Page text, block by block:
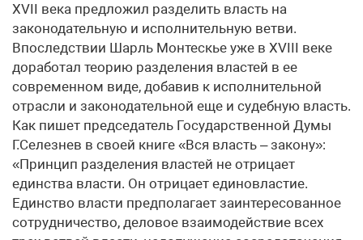
XVII века предложил разделить власть на
законодательную и исполнительную ветви.
Впоследствии Шарль Монтескье уже в XVIII веке
доработал теорию разделения властей в ее
современном виде, добавив к исполнительной
отрасли и законодательной еще и судебную власть.
Как пишет председатель Государственной Думы
Г.Селезнев в своей книге «Вся власть – закону»:
«Принцип разделения властей не отрицает
единства власти. Он отрицает единовластие.
Единство власти предполагает заинтересованное
сотрудничество, деловое взаимодействие всех